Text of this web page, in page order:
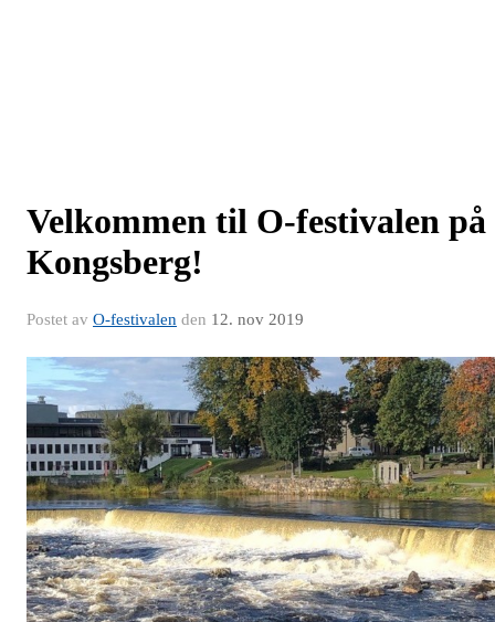
Velkommen til O-festivalen på
Kongsberg!
Postet av O-festivalen den 12. nov 2019